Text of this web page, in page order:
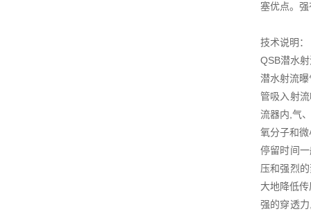
塞优点。
技术说明：
QSB潜水
潜水射流
管吸入射
流器内,气
氧分子和
停留时间
压和强烈
大地降低
强的穿透